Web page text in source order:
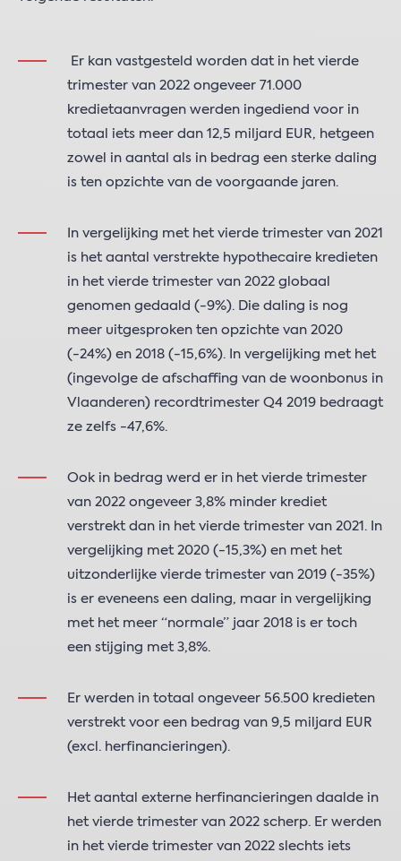
Er kan vastgesteld worden dat in het vierde
trimester van 2022 ongeveer 71.000
kredietaanvragen werden ingediend voor in
totaal iets meer dan 12,5 miljard EUR, hetgeen
zowel in aantal als in bedrag een sterke daling
is ten opzichte van de voorgaande jaren.
In vergelijking met het vierde trimester van 2021
is het aantal verstrekte hypothecaire kredieten
in het vierde trimester van 2022 globaal
genomen gedaald (-9%). Die daling is nog
meer uitgesproken ten opzichte van 2020
(-24%) en 2018 (-15,6%). In vergelijking met het
(ingevolge de afschaffing van de woonbonus in
Vlaanderen) recordtrimester Q4 2019 bedraagt
ze zelfs -47,6%.
Ook in bedrag werd er in het vierde trimester
van 2022 ongeveer 3,8% minder krediet
verstrekt dan in het vierde trimester van 2021. In
vergelijking met 2020 (-15,3%) en met het
uitzonderlijke vierde trimester van 2019 (-35%)
is er eveneens een daling, maar in vergelijking
met het meer “normale” jaar 2018 is er toch
een stijging met 3,8%.
Er werden in totaal ongeveer 56.500 kredieten
verstrekt voor een bedrag van 9,5 miljard EUR
(excl. herfinancieringen).
Het aantal externe herfinancieringen daalde in
het vierde trimester van 2022 scherp. Er werden
in het vierde trimester van 2022 slechts iets